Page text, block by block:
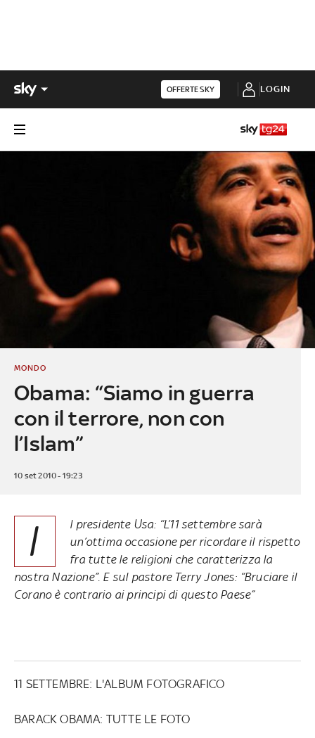
OFFERTE SKY LOGIN
Obama: “Siamo in guerra
con il terrore, non con
l’Islam”
MONDO
10 set 2010 - 19:23
I
l presidente Usa: “L’11 settembre sarà
un’ottima occasione per ricordare il rispetto
fra tutte le religioni che caratterizza la
nostra Nazione”. E sul pastore Terry Jones: “Bruciare il
Corano è contrario ai principi di questo Paese”
11 SETTEMBRE: L'ALBUM FOTOGRAFICO
BARACK OBAMA: TUTTE LE FOTO